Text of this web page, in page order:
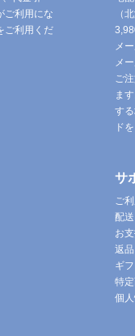
ご利用にな
ご利用くだ
（
メ
メ
ご
ま
す
ド
サ
ご
配
お
返
ギ
特
個